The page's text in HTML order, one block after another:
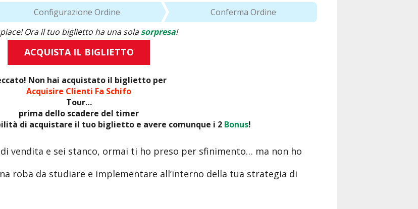
Configurazione Ordine
Conferma Ordine
Ora il tuo biglietto ha una solasorpresa!
ACQUISTA IL BIGLIETTO
Non hai acquistato il biglietto per
Acquisire Clienti Fa Schifo
Tour…
prima dello scadere del timer
di acquistare il tuo biglietto e avere comunque i 2 Bonus!
vendita e sei stanco, ormai ti ho preso per sfinimento… ma non ho
roba da studiare e implementare all’interno della tua strategia di